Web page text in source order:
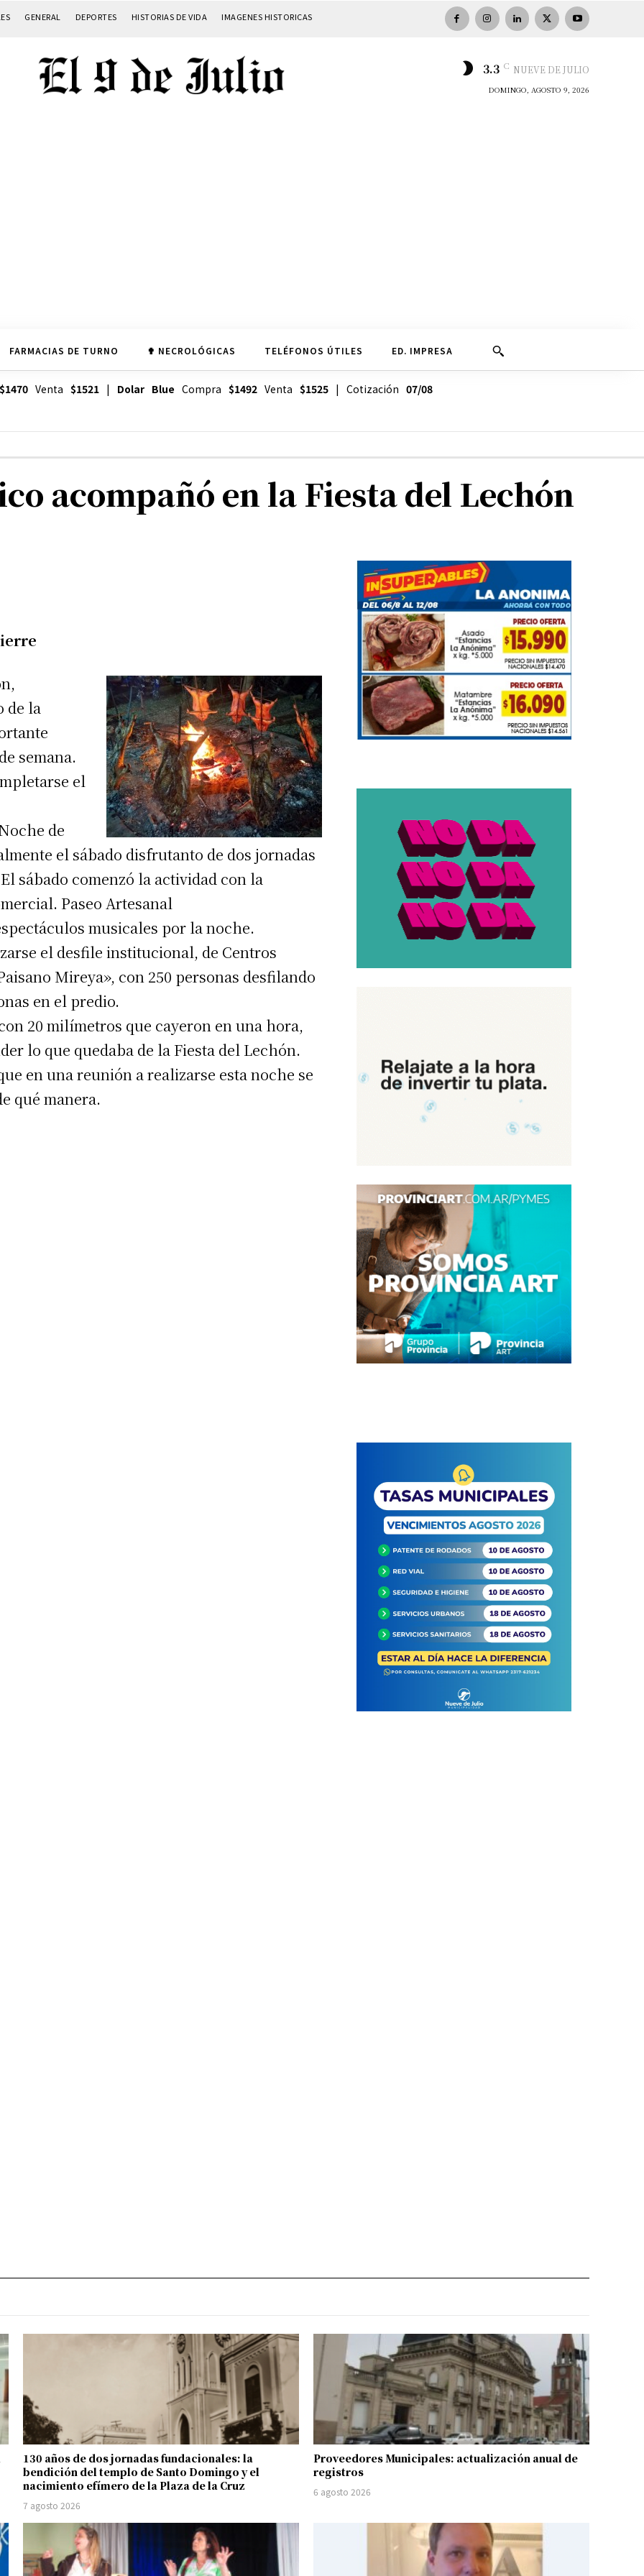
GENERAL DEPORTES HISTORIAS DE VIDA IMAGENES HISTORICAS
3.3 C NUEVE DE JULIO
DOMINGO, AGOSTO 9, 2026
FARMACIAS DE TURNO ✟ NECROLÓGICAS TELÉFONOS ÚTILES ED. IMPRESA
$1470Venta $1521| Dolar Blue Compra $1492Venta $1525| Cotización 07/08
acompañó en la Fiesta del Lechón
de la
semana.
el
de
el sábado disfrutanto de dos jornadas
sábado comenzó la actividad con la
Paseo Artesanal
musicales por la noche.
el desfile institucional, de Centros
Mireya», con 250 personas desfilando
en el predio.
20 milímetros que cayeron en una hora,
lo que quedaba de la Fiesta del Lechón.
en una reunión a realizarse esta noche se
qué manera.
130 años de dos jornadas fundacionales: la
bendición del templo de Santo Domingo y el
nacimiento efímero de la Plaza de la Cruz
7 agosto 2026
Proveedores Municipales: actualización anual de
registros
6 agosto 2026